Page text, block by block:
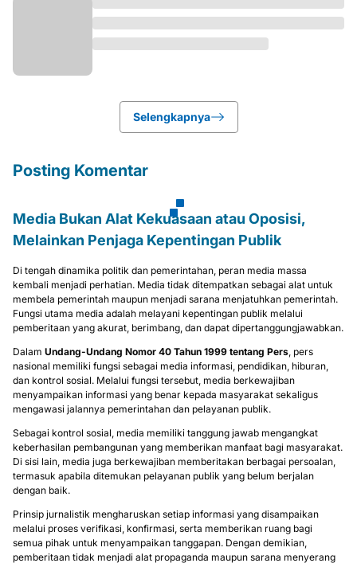
Selengkapnya
Posting Komentar
Media Bukan Alat Kekuasaan atau Oposisi,
Melainkan Penjaga Kepentingan Publik
Di tengah dinamika politik dan pemerintahan, peran media massa
kembali menjadi perhatian. Media tidak ditempatkan sebagai alat untuk
membela pemerintah maupun menjadi sarana menjatuhkan pemerintah.
Fungsi utama media adalah melayani kepentingan publik melalui
pemberitaan yang akurat, berimbang, dan dapat dipertanggungjawabkan.
Dalam Undang-Undang Nomor 40 Tahun 1999 tentang Pers , pers
nasional memiliki fungsi sebagai media informasi, pendidikan, hiburan,
dan kontrol sosial. Melalui fungsi tersebut, media berkewajiban
menyampaikan informasi yang benar kepada masyarakat sekaligus
mengawasi jalannya pemerintahan dan pelayanan publik.
Sebagai kontrol sosial, media memiliki tanggung jawab mengangkat
keberhasilan pembangunan yang memberikan manfaat bagi masyarakat.
Di sisi lain, media juga berkewajiban memberitakan berbagai persoalan,
termasuk apabila ditemukan pelayanan publik yang belum berjalan
dengan baik.
Prinsip jurnalistik mengharuskan setiap informasi yang disampaikan
melalui proses verifikasi, konfirmasi, serta memberikan ruang bagi
semua pihak untuk menyampaikan tanggapan. Dengan demikian,
pemberitaan tidak menjadi alat propaganda maupun sarana menyerang